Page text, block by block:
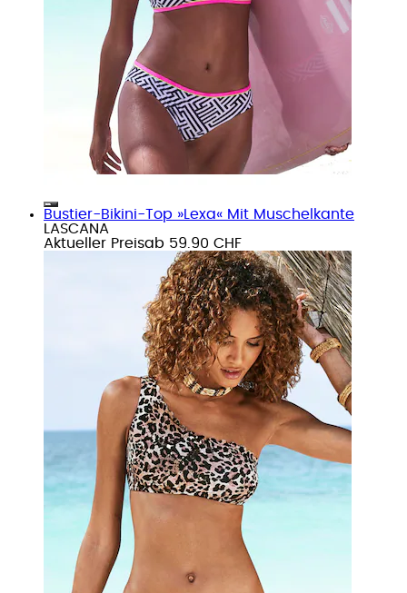
Bustier-Bikini-Top »Lexa« Mit Muschelkante
LASCANA
Aktueller Preisab 59.90 CHF